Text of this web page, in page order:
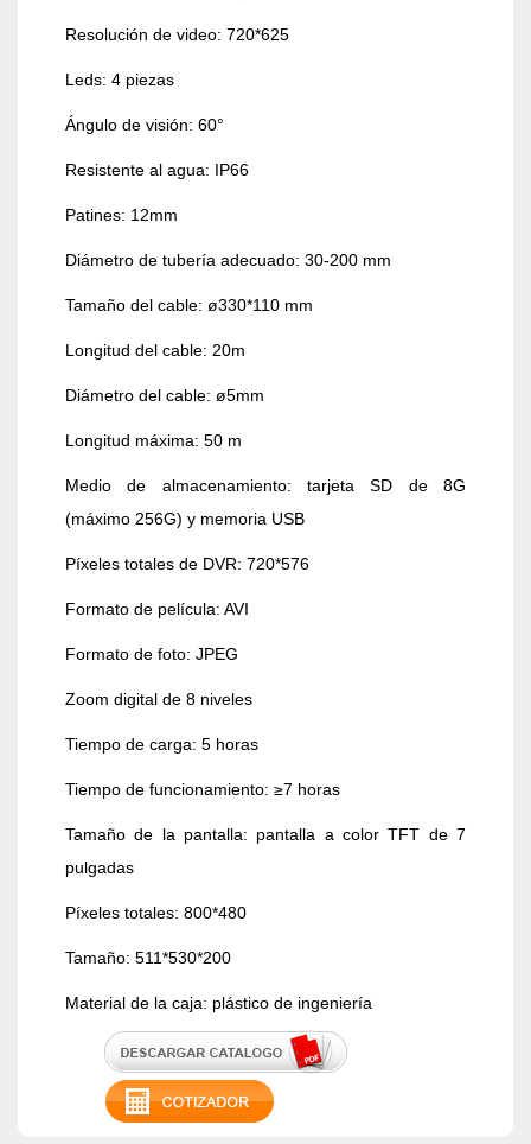
Resolución de video: 720*625
Leds: 4 piezas
Ángulo de visión: 60°
Resistente al agua: IP66
Patines: 12mm
Diámetro de tubería adecuado: 30-200 mm
Tamaño del cable: ø330*110 mm
Longitud del cable: 20m
Diámetro del cable: ø5mm
Longitud máxima: 50 m
Medio de almacenamiento: tarjeta SD de 8G
(máximo 256G) y memoria USB
Píxeles totales de DVR: 720*576
Formato de película: AVI
Formato de foto: JPEG
Zoom digital de 8 niveles
Tiempo de carga: 5 horas
Tiempo de funcionamiento: ≥7 horas
Tamaño de la pantalla: pantalla a color TFT de 7
pulgadas
Píxeles totales: 800*480
Tamaño: 511*530*200
Material de la caja: plástico de ingeniería